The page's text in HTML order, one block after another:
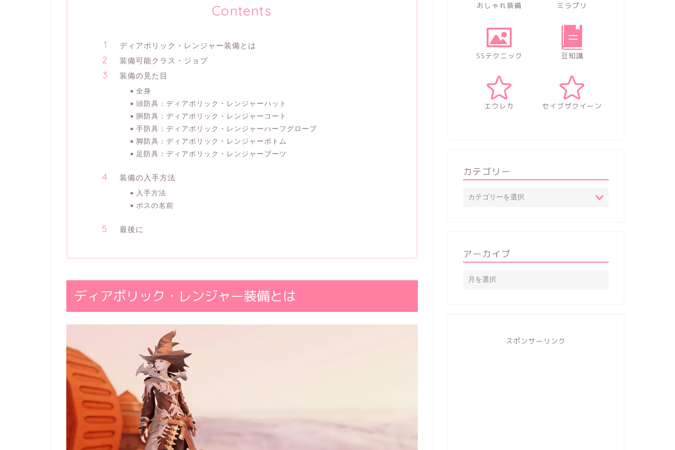
Contents
ディアボリック・レンジャー装備とは
装備可能クラス・ジョブ
装備の見た目
全身
頭防具：ディアボリック・レンジャーハット
胴防具：ディアボリック・レンジャーコート
手防具：ディアボリック・レンジャーハーフグローブ
脚防具：ディアボリック・レンジャーボトム
足防具：ディアボリック・レンジャーブーツ
装備の入手方法
入手方法
ボスの名前
最後に
ディアボリック・レンジャー装備とは
おしゃれ装備 ミラプリ
SSテクニック 豆知識
エウレカ セイブザクイーン
カテゴリー
アーカイブ
スポンサーリンク